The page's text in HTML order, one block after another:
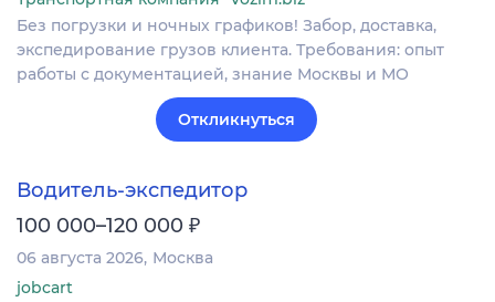
Без погрузки и ночных графиков! Забор, доставка,
экспедирование грузов клиента. Требования: опыт
работы с документацией, знание Москвы и МО
Откликнуться
Водитель-экспедитор
100 000–120 000 ₽
06 августа 2026 Москва
jobcart